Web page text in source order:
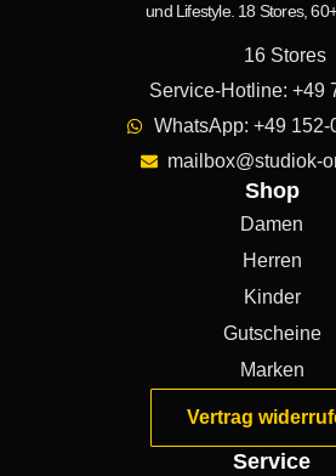
und Lifestyle. 18 Stores,
16 Stores
Service-Hotline: +49
WhatsApp: +49 152-
mailbox@studiok-
Shop
Damen
Herren
Kinder
Gutscheine
Marken
Vertrag
Service